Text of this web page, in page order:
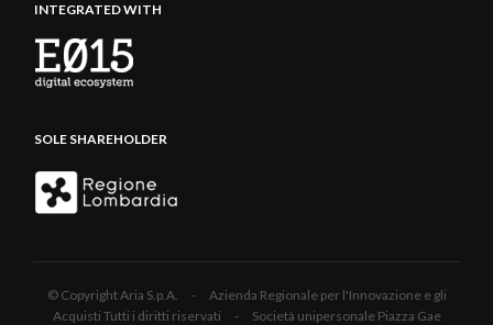
INTEGRATED WITH
SOLE SHAREHOLDER
© Copyright Aria S.p.A. - Azienda Regionale per l'Innovazione e gli
Acquisti Tutti i diritti riservati - Società unipersonale Piazza Gae